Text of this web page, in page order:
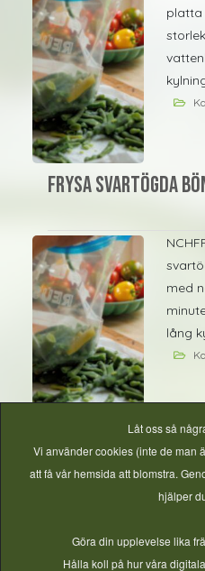
platta
Frysa svartögda
med
lång
Låt oss så
Vi använder cookies (inte de man
att få vår hemsida att blomstra.
hjälper
Göra din upplevelse lika
Hålla koll på hur våra